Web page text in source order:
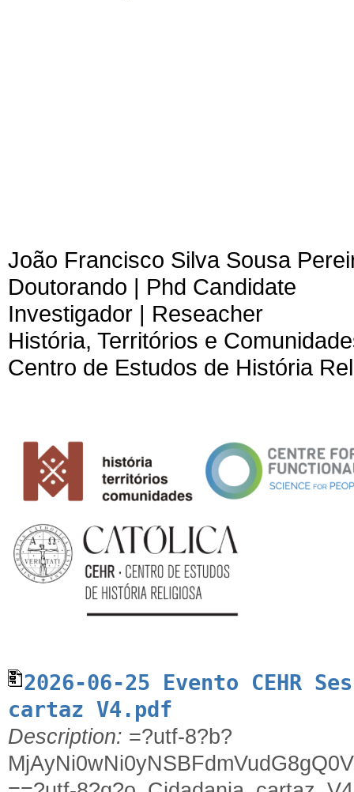
João Francisco Silva Sousa
Doutorando | Phd Candidate
Investigador | Reseacher
História, Territórios e
Centro de Estudos de História
2026-06-25 Evento CEHR
cartaz V4.pdf
Description: =?utf-8?b?